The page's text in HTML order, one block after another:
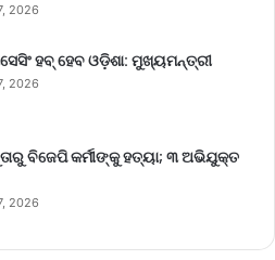
2026
ହବ୍ ହେବ ଓଡ଼ିଶା: ମୁଖ୍ୟମନ୍ତ୍ରୀ
2026
ବିଜେପି କର୍ମୀଙ୍କୁ ହତ୍ୟା; ୩ ଅଭିଯୁକ୍ତ
2026